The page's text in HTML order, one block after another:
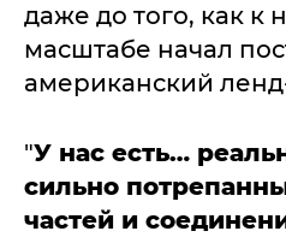
даже до того, как к
масштабе начал
американский
"У нас есть…
сильно
частей и